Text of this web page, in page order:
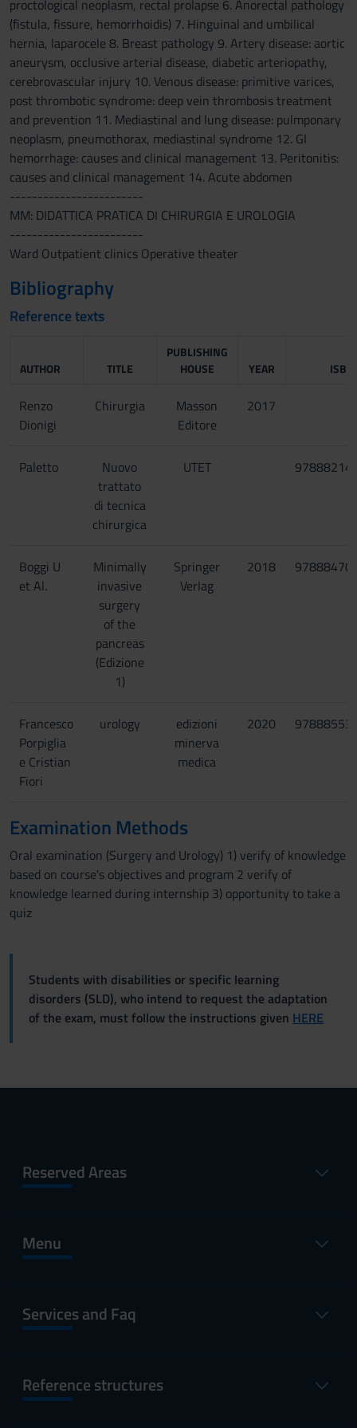
con altre informazioni che hai fornito loro o che hanno
raccolto dal tuo utilizzo dei loro servizi.
proctological neoplasm, rectal prolapse 6. Anorectal pathology
(fistula, fissure, hemorrhoidis) 7. Hinguinal and umbilical
hernia, laparocele 8. Breast pathology 9. Artery disease: aortic
aneurysm, occlusive arterial disease, diabetic arteriopathy,
cerebrovascular injury 10. Venous disease: primitive varices,
post thrombotic syndrome: deep vein thrombosis treatment
and prevention 11. Mediastinal and lung disease: pulmponary
neoplasm, pneumothorax, mediastinal syndrome 12. GI
hemorrhage: causes and clinical management 13. Peritonitis:
causes and clinical management 14. Acute abdomen
------------------------
MM: DIDATTICA PRATICA DI CHIRURGIA E UROLOGIA
------------------------
Ward Outpatient clinics Operative theater
Bibliography
Reference texts
AUTHOR TITLE
PUBLISHING
HOUSE
YEAR ISBN
Renzo
Dionigi
Chirurgia
Masson
Editore
2017
Paletto
Nuovo
trattato
di tecnica
chirurgica
UTET
Boggi U
et Al.
Minimally
invasive
surgery
of the
pancreas
(Edizione
1)
Springer
Verlag
2018
Francesco
Porpiglia
e Cristian
Fiori
urology
edizioni
minerva
medica
2020
Examination Methods
Oral examination (Surgery and Urology) 1) verify of knowledge
based on course's objectives and program 2 verify of
knowledge learned during internship 3) opportunity to take a
quiz
Students with disabilities or specific learning
disorders (SLD), who intend to request the adaptation
of the exam, must follow the instructions given HERE
Reserved Areas
Menu
Services and Faq
Reference structures